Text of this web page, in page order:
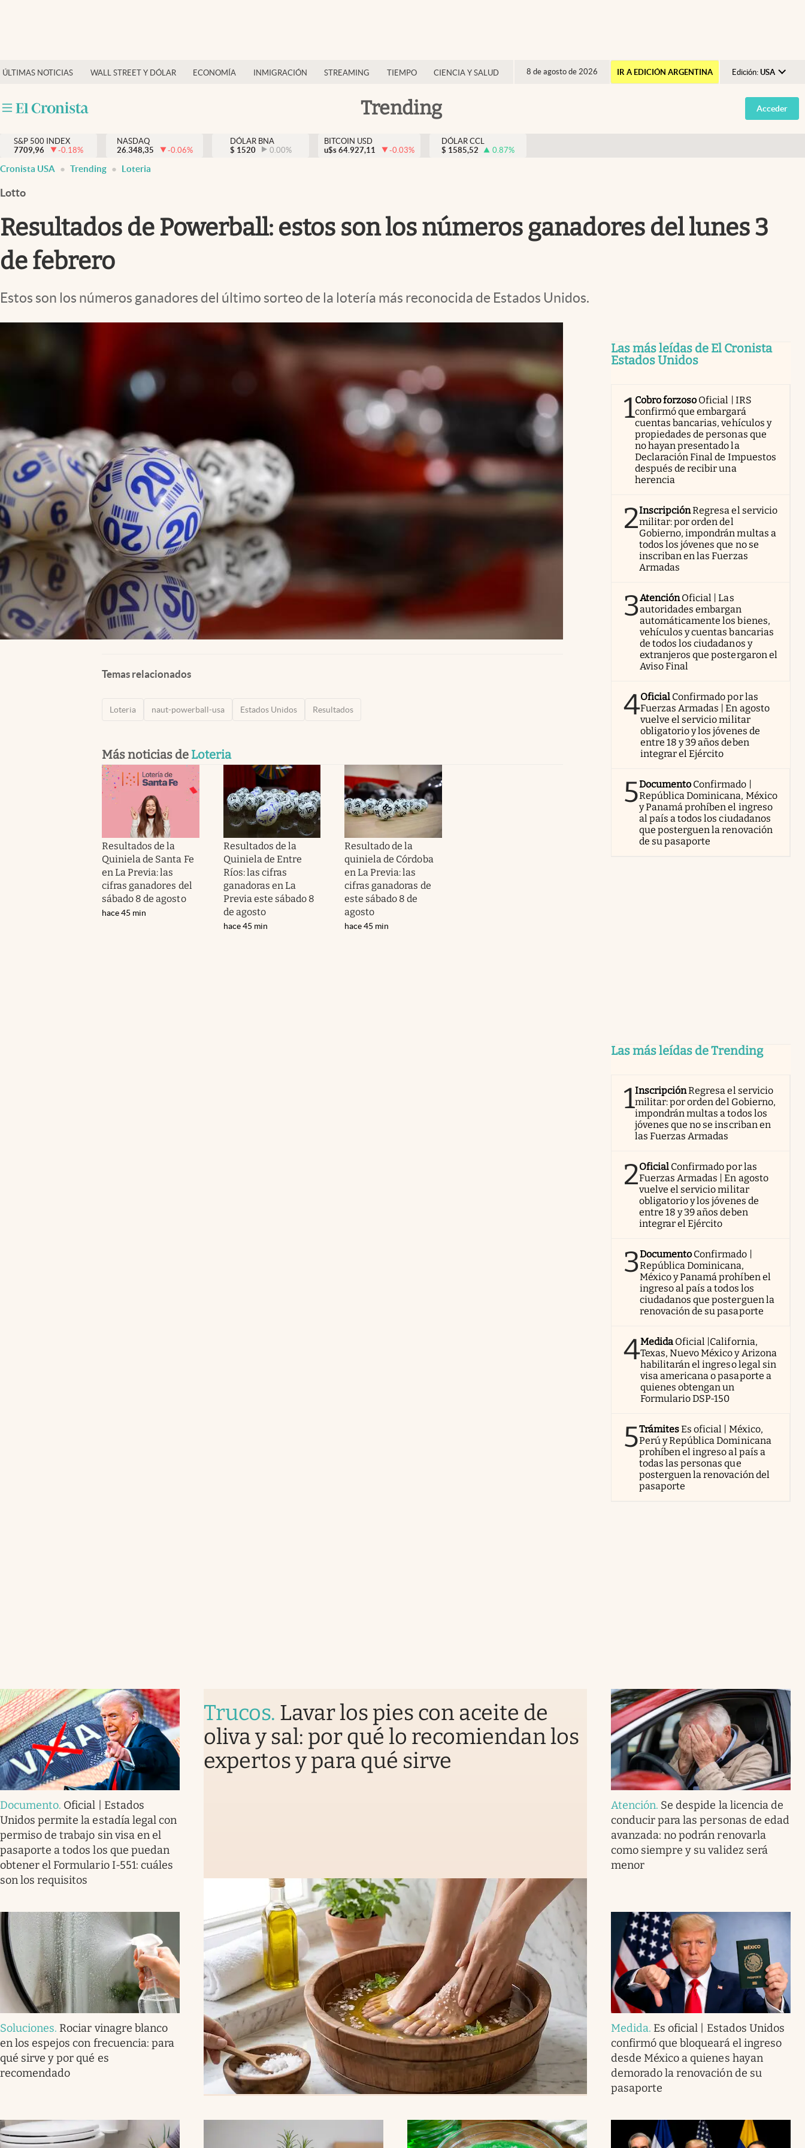
ÚLTIMAS NOTICIAS WALL STREET Y DÓLAR ECONOMÍA INMIGRACIÓN STREAMING TIEMPO CIENCIA Y SALUD 8 de agosto de 2026 IR A EDICIÓN ARGENTINA Edición: USA
Argentina
España
Trending
Finanzas y economía
Inmigración
Trending
Streaming
PC y mobile
Acceder
S&P 500 INDEX
7709,96
-0.18%
NASDAQ
26.348,35
-0.06%
DÓLAR BNA
$ 1520 0.00%
BITCOIN USD
u$s 64.927,11 -0.03%
DÓLAR CCL
$ 1585,52 0.87%
Cronista USA Trending Loteria
Lotto
Resultados de Powerball: estos son los números ganadores del lunes 3
de febrero
Estos son los números ganadores del último sorteo de la lotería más reconocida de Estados Unidos.
Temas relacionados
Loteria naut-powerball-usa Estados Unidos Resultados
Más noticias de Loteria
Resultados de la
Quiniela de Santa Fe
en La Previa: las
cifras ganadores del
sábado 8 de agosto
hace 45 min
Resultados de la
Quiniela de Entre
Ríos: las cifras
ganadoras en La
Previa este sábado 8
de agosto
hace 45 min
Resultado de la
quiniela de Córdoba
en La Previa: las
cifras ganadoras de
este sábado 8 de
agosto
hace 45 min
Las más leídas de El Cronista
Estados Unidos
1Cobro forzoso Oficial | IRS
confirmó que embargará
cuentas bancarias, vehículos y
propiedades de personas que
no hayan presentado la
Declaración Final de Impuestos
después de recibir una
herencia
2InscripciónRegresa el servicio
militar: por orden del
Gobierno, impondrán multas a
todos los jóvenes que no se
inscriban en las Fuerzas
Armadas
3AtenciónOficial | Las
autoridades embargan
automáticamente los bienes,
vehículos y cuentas bancarias
de todos los ciudadanos y
extranjeros que postergaron el
Aviso Final
4Oficial Confirmado por las
Fuerzas Armadas | En agosto
vuelve el servicio militar
obligatorio y los jóvenes de
entre 18 y 39 años deben
integrar el Ejército
5Documento Confirmado |
República Dominicana, México
y Panamá prohíben el ingreso
al país a todos los ciudadanos
que posterguen la renovación
de su pasaporte
Las más leídas de Trending
1InscripciónRegresa el servicio
militar: por orden del Gobierno,
impondrán multas a todos los
jóvenes que no se inscriban en
las Fuerzas Armadas
2Oficial Confirmado por las
Fuerzas Armadas | En agosto
vuelve el servicio militar
obligatorio y los jóvenes de
entre 18 y 39 años deben
integrar el Ejército
3Documento Confirmado |
República Dominicana,
México y Panamá prohíben el
ingreso al país a todos los
ciudadanos que posterguen la
renovación de su pasaporte
4Medida Oficial |California,
Texas, Nuevo México y Arizona
habilitarán el ingreso legal sin
visa americana o pasaporte a
quienes obtengan un
Formulario DSP-150
5TrámitesEs oficial | México,
Perú y República Dominicana
prohíben el ingreso al país a
todas las personas que
posterguen la renovación del
pasaporte
Documento. Oficial | Estados
Unidos permite la estadía legal con
permiso de trabajo sin visa en el
pasaporte a todos los que puedan
obtener el Formulario I-551: cuáles
son los requisitos
Trucos. Lavar los pies con aceite de
oliva y sal: por qué lo recomiendan los
expertos y para qué sirve
Atención. Se despide la licencia de
conducir para las personas de edad
avanzada: no podrán renovarla
como siempre y su validez será
menor
Soluciones. Rociar vinagre blanco
en los espejos con frecuencia: para
qué sirve y por qué es
recomendado
Medida. Es oficial | Estados Unidos
confirmó que bloqueará el ingreso
desde México a quienes hayan
demorado la renovación de su
pasaporte